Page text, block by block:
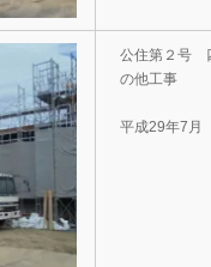
公住第２号
の他工事
平成29年7月